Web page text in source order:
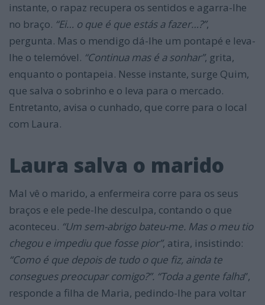
instante, o rapaz recupera os sentidos e agarra-lhe
no braço. “Ei… o que é que estás a fazer…?”,
pergunta. Mas o mendigo dá-lhe um pontapé e leva-
lhe o telemóvel. “Continua mas é a sonhar”, grita,
enquanto o pontapeia. Nesse instante, surge Quim,
que salva o sobrinho e o leva para o mercado.
Entretanto, avisa o cunhado, que corre para o local
com Laura.
Laura salva o marido
Mal vê o marido, a enfermeira corre para os seus
braços e ele pede-lhe desculpa, contando o que
aconteceu. “Um sem-abrigo bateu-me. Mas o meu tio
chegou e impediu que fosse pior”, atira, insistindo:
“Como é que depois de tudo o que fiz, ainda te
consegues preocupar comigo?”. “Toda a gente falha”,
responde a filha de Maria, pedindo-lhe para voltar